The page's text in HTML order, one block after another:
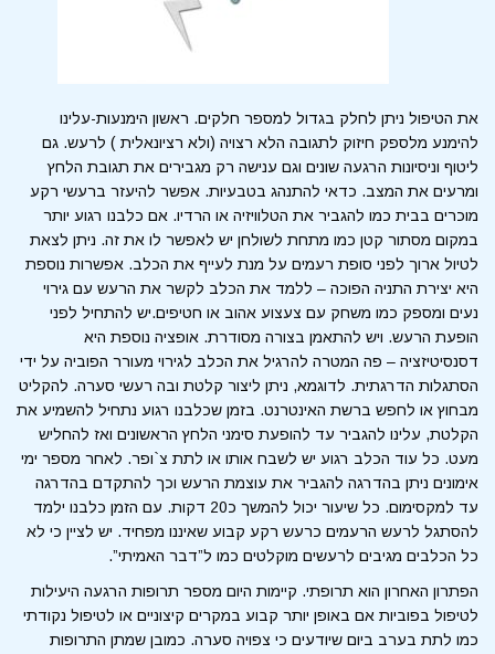
את הטיפול ניתן לחלק בגדול למספר חלקים. ראשון הימנעות-עלינו
להימנע מלספק חיזוק לתגובה הלא רצויה (ולא רציונאלית ) לרעש. גם
ליטוף וניסיונות הרגעה שונים וגם ענישה רק מגבירים את תגובת הלחץ
ומרעים את המצב. כדאי להתנהג בטבעיות. אפשר להיעזר ברעשי רקע
מוכרים בבית כמו להגביר את הטלוויזיה או הרדיו. אם כלבנו רגוע יותר
במקום מסתור קטן כמו מתחת לשולחן יש לאפשר לו את זה. ניתן לצאת
לטיול ארוך לפני סופת רעמים על מנת לעייף את הכלב. אפשרות נוספת
היא יצירת התניה הפוכה – ללמד את הכלב לקשר את הרעש עם גירוי
נעים ומספק כמו משחק עם צעצוע אהוב או חטיפים.יש להתחיל לפני
הופעת הרעש. ויש להתאמן בצורה מסודרת. אופציה נוספת היא
דסנסיטיזציה – פה המטרה להרגיל את הכלב לגירוי מעורר הפוביה על ידי
הסתגלות הדרגתית. לדוגמא, ניתן ליצור קלטת ובה רעשי סערה. להקליט
מבחוץ או לחפש ברשת האינטרנט. בזמן שכלבנו רגוע נתחיל להשמיע את
הקלטת, עלינו להגביר עד להופעת סימני הלחץ הראשונים ואז להחליש
מעט. כל עוד הכלב רגוע יש לשבח אותו או לתת צ`ופר. לאחר מספר ימי
אימונים ניתן בהדרגה להגביר את עוצמת הרעש וכך להתקדם בהדרגה
עד למקסימום. כל שיעור יכול להמשך כ20 דקות. עם הזמן כלבנו ילמד
להסתגל לרעש הרעמים כרעש רקע קבוע שאיננו מפחיד. יש לציין כי לא
כל הכלבים מגיבים לרעשים מוקלטים כמו ל”דבר האמיתי”.
הפתרון האחרון הוא תרופתי. קיימות היום מספר תרופות הרגעה היעילות
לטיפול בפוביות אם באופן יותר קבוע במקרים קיצוניים או לטיפול נקודתי
כמו לתת בערב ביום שיודעים כי צפויה סערה. כמובן שמתן התרופות